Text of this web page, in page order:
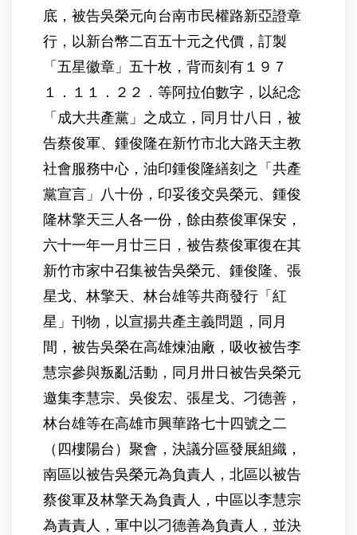
底，被告吳榮元向台南市民權路新亞證章
行，以新台幣二百五十元之代價，訂製
「五星徽章」五十枚，背而刻有１９７
１．１１．２２．等阿拉伯數字，以紀念
「成大共產黨」之成立，同月廿八日，被
告蔡俊軍、鍾俊隆在新竹市北大路天主教
社會服務中心，油印鍾俊隆繕刻之「共產
黨宣言」八十份，印妥後交吳榮元、鍾俊
隆林擎天三人各一份，餘由蔡俊軍保安，
六十一年一月廿三日，被告蔡俊軍復在其
新竹市家中召集被告吳榮元、鍾俊隆、張
星戈、林擎天、林台雄等共商發行「紅
星」刊物，以宣揚共產主義問題，同月
間，被告吳榮在高雄煉油廠，吸收被告李
慧宗參與叛亂活動，同月卅日被告吳榮元
邀集李慧宗、吳俊宏、張星戈、刁德善，
林台雄等在高雄市興華路七十四號之二
（四樓陽台）聚會，決議分區發展組織，
南區以被告吳榮元為負責人，北區以被告
蔡俊軍及林擎天為負責人，中區以李慧宗
為責責人，軍中以刁德善為負責人，並決